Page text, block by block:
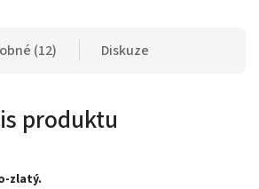
(12) Diskuze
produktu
zlatý.